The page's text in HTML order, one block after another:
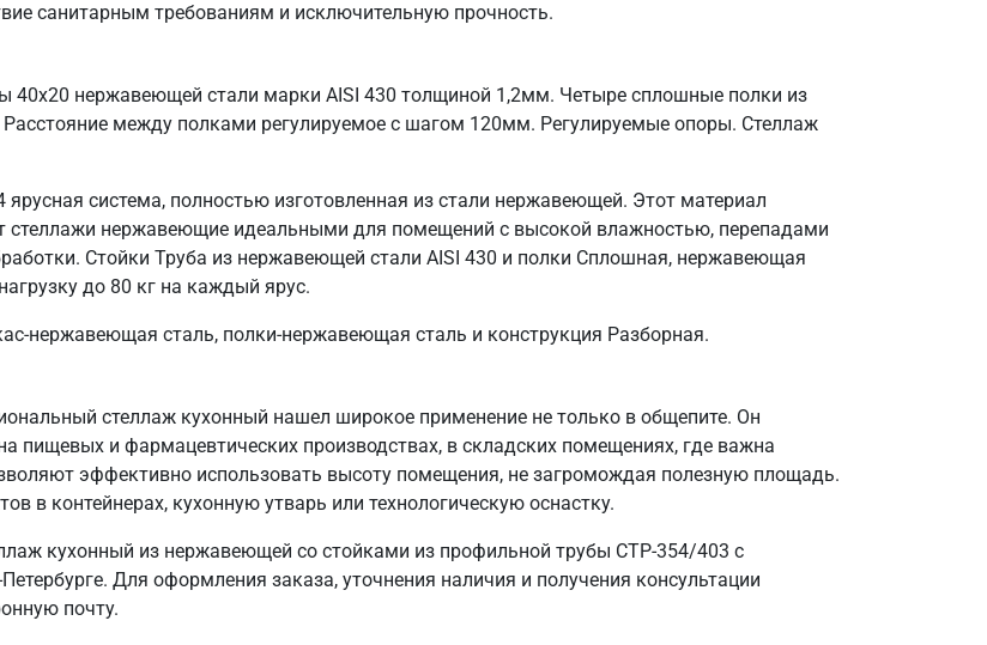
санитарным требованиям и исключительную прочность.
40х20 нержавеющей стали марки AISI 430 толщиной 1,2мм. Четыре сплошные полки из
между полками регулируемое с шагом 120мм. Регулируемые опоры. Стеллаж
система, полностью изготовленная из стали нержавеющей. Этот материал
стеллажи нержавеющие идеальными для помещений с высокой влажностью, перепадами
Стойки Труба из нержавеющей стали AISI 430 и полки Сплошная, нержавеющая
до 80 кг на каждый ярус.
нержавеющая сталь, полки-нержавеющая сталь и конструкция Разборная.
стеллаж кухонный нашел широкое применение не только в общепите. Он
пищевых и фармацевтических производствах, в складских помещениях, где важна
эффективно использовать высоту помещения, не загромождая полезную площадь.
в контейнерах, кухонную утварь или технологическую оснастку.
кухонный из нержавеющей со стойками из профильной трубы СТР-354/403 с
Для оформления заказа, уточнения наличия и получения консультации
почту.